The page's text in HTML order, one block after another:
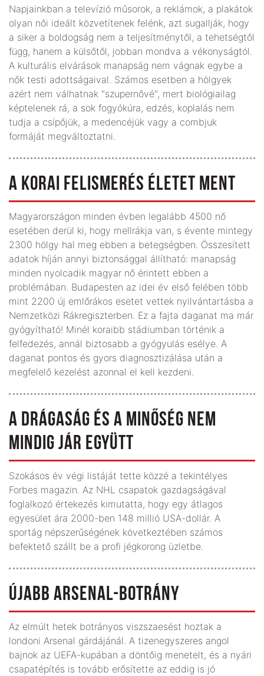
Napjainkban a televízió műsorok, a reklámok, a plakátok
olyan női ideált közvetítenek felénk, azt sugallják, hogy
a siker a boldogság nem a teljesítménytől, a tehetségtől
függ, hanem a külsőtől, jobban mondva a vékonyságtól.
A kulturális elvárások manapság nem vágnak egybe a
nők testi adottságaival. Számos esetben a hölgyek
azért nem válhatnak "szupernővé", mert biológiailag
képtelenek rá, a sok fogyókúra, edzés, koplalás nem
tudja a csípőjük, a medencéjük vagy a combjuk
formáját megváltoztatni.
A KORAI FELISMERÉS ÉLETET MENT
Magyarországon minden évben legalább 4500 nő
esetében derül ki, hogy mellrákja van, s évente mintegy
2300 hölgy hal meg ebben a betegségben. Összesített
adatok híján annyi biztonsággal állítható: manapság
minden nyolcadik magyar nő érintett ebben a
problémában. Budapesten az idei év első felében több
mint 2200 új emlőrákos esetet vettek nyilvántartásba a
Nemzetközi Rákregiszterben. Ez a fajta daganat ma már
gyógyítható! Minél koraibb stádiumban történik a
felfedezés, annál biztosabb a gyógyulás esélye. A
daganat pontos és gyors diagnosztizálása után a
megfelelő kezelést azonnal el kell kezdeni.
A DRÁGASÁG ÉS A MINŐSÉG NEM
MINDIG JÁR EGYÜTT
Szokásos év végi listáját tette közzé a tekintélyes
Forbes magazin. Az NHL csapatok gazdagságával
foglalkozó értekezés kimutatta, hogy egy átlagos
egyesület ára 2000-ben 148 millió USA-dollár. A
sportág népszerűségének következtében számos
befektető szállt be a profi jégkorong üzletbe.
ÚJABB ARSENAL-BOTRÁNY
Az elmúlt hetek botrányos viszszaesést hoztak a
londoni Arsenal gárdájánál. A tizenegyszeres angol
bajnok az UEFA-kupában a döntőig menetelt, és a nyári
csapatépítés is tovább erősítette az eddig is jó